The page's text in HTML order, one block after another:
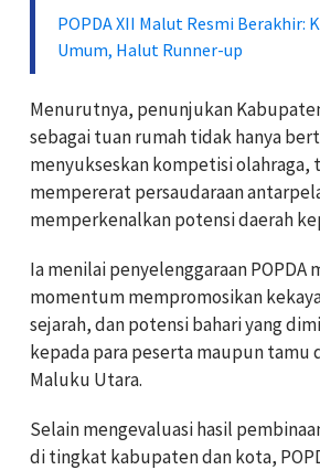
POPDA XII Malut Resmi Berakhir:
Umum, Halut Runner-up
Menurutnya, penunjukan
sebagai tuan rumah tidak hanya
menyukseskan kompetisi olahraga,
mempererat persaudaraan
memperkenalkan potensi daerah
Ia menilai penyelenggaraan POPDA
momentum mempromosikan
sejarah, dan potensi bahari yang
kepada para peserta maupun tamu
Maluku Utara.
Selain mengevaluasi hasil
di tingkat kabupaten dan kota,